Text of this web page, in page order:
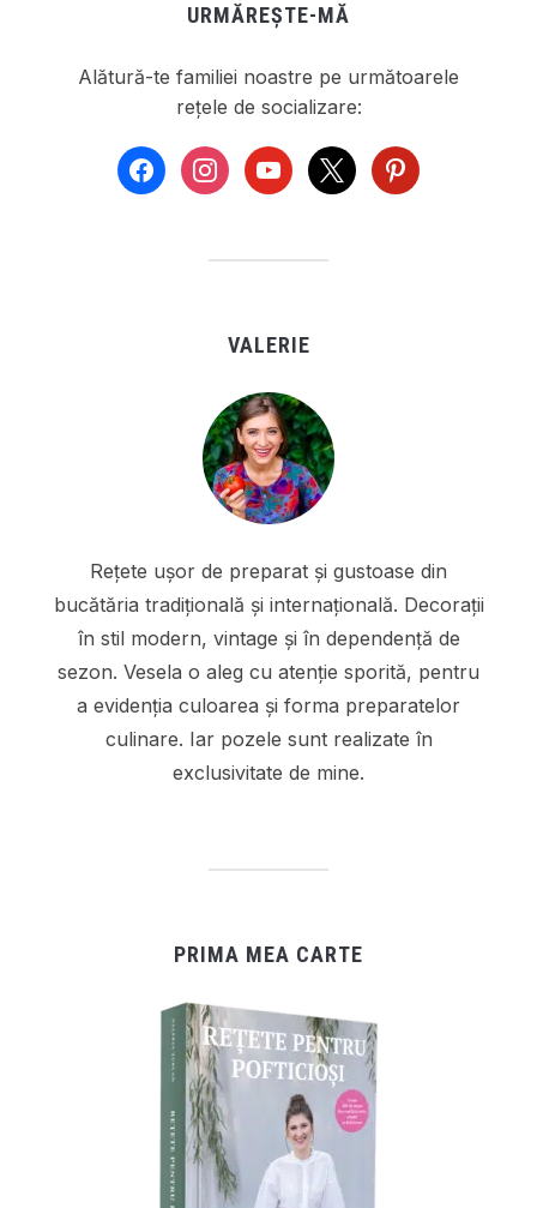
URMĂREȘTE-MĂ
Alătură-te familiei noastre pe următoarele
rețele de socializare:
facebookinstagramyoutube
x pinterest
VALERIE
Rețete ușor de preparat și gustoase din
bucătăria tradițională și internațională. Decorații
în stil modern, vintage și în dependență de
sezon. Vesela o aleg cu atenție sporită, pentru
a evidenția culoarea și forma preparatelor
culinare. Iar pozele sunt realizate în
exclusivitate de mine.
PRIMA MEA CARTE